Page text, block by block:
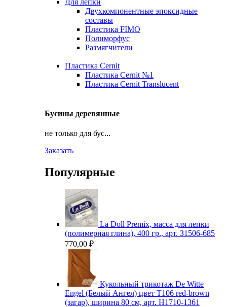
Для лепки
Двухкомпонентные эпоксидные
составы
Пластика FIMO
Полиморфус
Размягчители
Пластика Cernit
Пластика Cernit №1
Пластика Cernit Translucent
Бусины деревянные
не только для бус...
Заказать
Популярные
La Doll Premix, масса для лепки
(полимерная глина), 400 гр., арт. З1506-685
770,00 ₽
Кукольный трикотаж De Witte
Engel (Белый Ангел) цвет Т106 red-brown
(загар), ширина 80 см, арт. Н1710-1361